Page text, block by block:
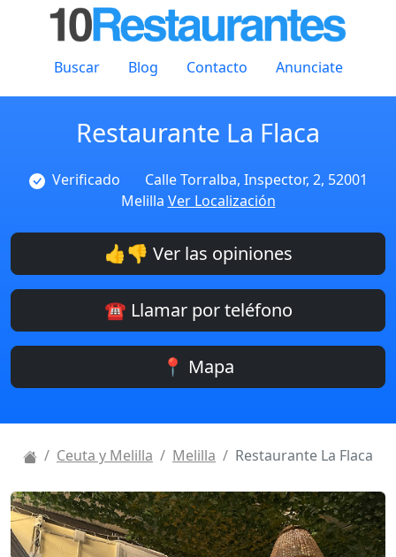
Buscar Blog Contacto Anunciate
Restaurante La Flaca
Verificado
Calle Torralba, Inspector, 2, 52001
Melilla Ver Localización
👍👎 Ver las opiniones
☎️ Llamar por teléfono
📍 Mapa
Ceuta y Melilla Melilla Restaurante La Flaca